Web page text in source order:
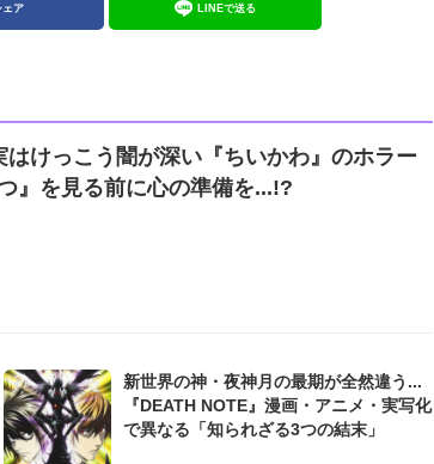
ェア LINEで送る
けっこう闇が深い『ちいかわ』のホラー
』を見る前に心の準備を...!?
新世界の神・夜神月の最期が全然違う...
『DEATH NOTE』漫画・アニメ・実写化
で異なる「知られざる3つの結末」